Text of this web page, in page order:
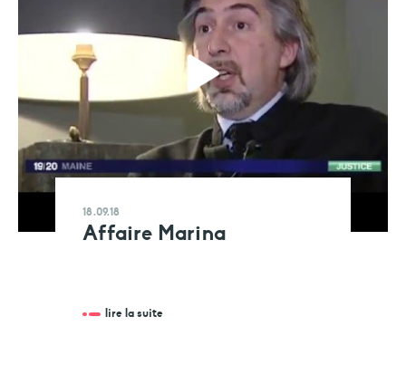
18.09.18
Affaire Marina
lire la suite